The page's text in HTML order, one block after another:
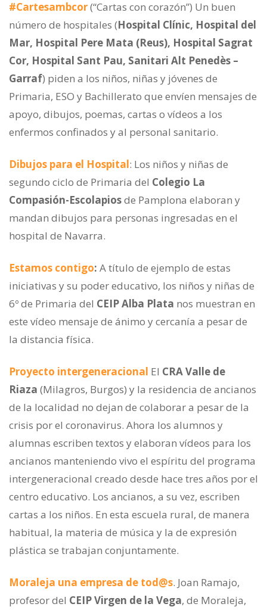
#Cartesambcor(“Cartas con corazón”) Un buen
número de hospitales (Hospital Clínic, Hospital del
Mar, Hospital Pere Mata (Reus), Hospital Sagrat
Cor, Hospital Sant Pau, Sanitari Alt Penedès –
Garraf) piden a los niños, niñas y jóvenes de
Primaria, ESO y Bachillerato que envíen mensajes de
apoyo, dibujos, poemas, cartas o vídeos a los
enfermos confinados y al personal sanitario.
Dibujos para el Hospital: Los niños y niñas de
segundo ciclo de Primaria del Colegio La
Compasión-Escolapiosde Pamplona elaboran y
mandan dibujos para personas ingresadas en el
hospital de Navarra.
Estamos contigo: A título de ejemplo de estas
iniciativas y su poder educativo, los niños y niñas de
6º de Primaria del CEIP Alba Plata nos muestran en
este vídeo mensaje de ánimo y cercanía a pesar de
la distancia física.
Proyecto intergeneracional El CRA Valle de
Riaza (Milagros, Burgos) y la residencia de ancianos
de la localidad no dejan de colaborar a pesar de la
crisis por el coronavirus. Ahora los alumnos y
alumnas escriben textos y elaboran vídeos para los
ancianos manteniendo vivo el espíritu del programa
intergeneracional creado desde hace tres años por el
centro educativo. Los ancianos, a su vez, escriben
cartas a los niños. En esta escuela rural, de manera
habitual, la materia de música y la de expresión
plástica se trabajan conjuntamente.
Moraleja una empresa de tod@s. Joan Ramajo,
profesor del CEIP Virgen de la Vega, de Moraleja,